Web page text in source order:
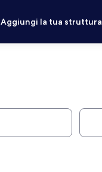
Aggiungi la tua struttura